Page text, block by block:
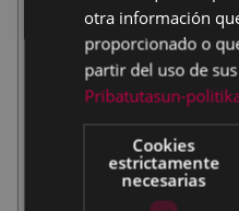
otra información
proporcionado o
partir del uso de
Pribatutasun-
Cookies
estrictamente
necesarias